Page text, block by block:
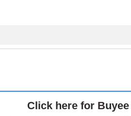
Click here for Buyee